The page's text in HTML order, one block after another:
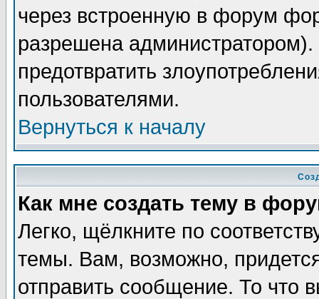
через встроенную в форум
разрешена
предотвратить
пользователями.
Вернуться к началу
Как мне создать тему в
Легко, щёлкните по
темы. Вам, возможно,
отправить сообщение. То что